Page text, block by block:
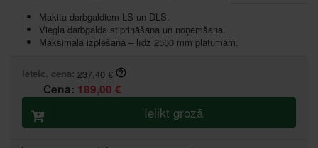
Makita darbgaldiem LS un DLS.
Viegla darbgalda stiprināšana un noņemšana.
Maksimālā izplešana – līdz 2550 mm platumam.
Ieteic. cena: 237,40 €
Cena: 189,00 €
Ielikt grozā